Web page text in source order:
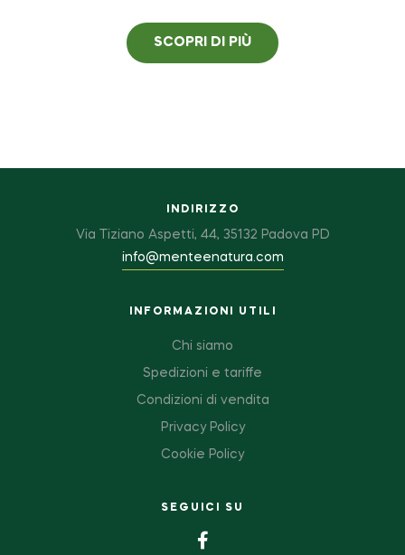
SCOPRI DI PIÙ
INDIRIZZO
Via Tiziano Aspetti, 44, 35132 Padova PD
info@menteenatura.com
INFORMAZIONI UTILI
Chi siamo
Spedizioni e tariffe
Condizioni di vendita
Privacy Policy
Cookie Policy
SEGUICI SU